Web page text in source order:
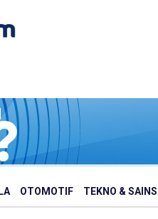
OTOMOTIF TEKNO & SAINS